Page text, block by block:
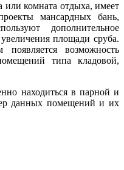
или комната отдыха, имеет
мансардных бань,
дополнительное
площади сруба.
возможность
типа кладовой,
находиться в парной и
данных помещений и их